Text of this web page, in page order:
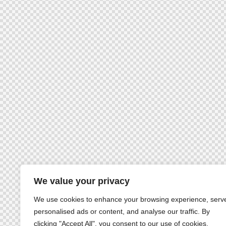
We value your privacy
We use cookies to enhance your browsing experience,
personalised ads or content, and analyse our traffic. By
clicking "Accept All", you consent to our use of cookies.